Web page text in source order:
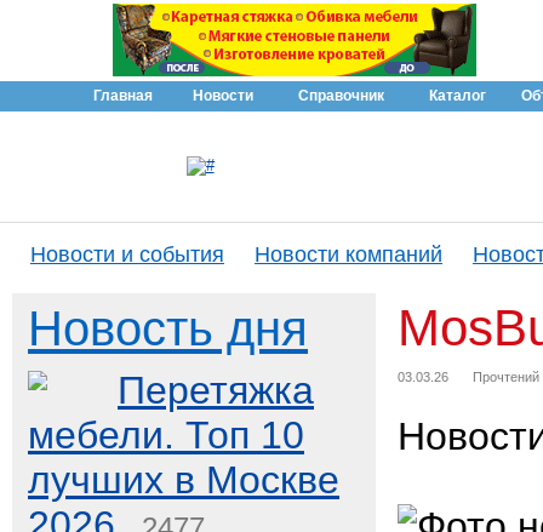
Главная Новости Справочник Каталог
Новости и события Новости компаний
Новость дня
Перетяжка
мебели. Топ 10
лучших в Москве
03.03.26